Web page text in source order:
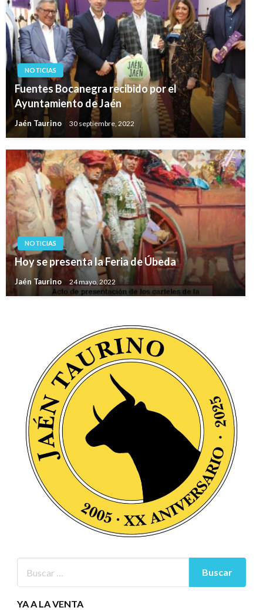
NOTICIAS
Fuentes Bocanegra recibido por el
Ayuntamiento de Jaén
Jaén Taurino 30 septiembre, 2022
NOTICIAS
Hoy se presenta la Feria de Úbeda
Jaén Taurino 24 mayo, 2022
YA A LA VENTA